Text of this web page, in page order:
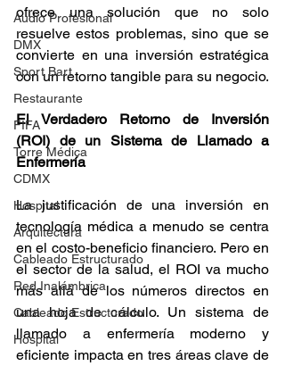
Audio Profesional
DMX
Sport Bart
Restaurante
FIFA
Torre Médica
CDMX
Hospital
Arquitectura
Cableado Estructurado
Red Inalámbrica
Cableado Estructurado
Hospital
ofrece una solución que no solo
resuelve estos problemas, sino que se
convierte en una inversión estratégica
con un retorno tangible para su negocio.
El Verdadero Retorno de Inversión
(ROI) de un Sistema de Llamado a
Enfermería
La justificación de una inversión en
tecnología médica a menudo se centra
en el costo-beneficio financiero. Pero en
el sector de la salud, el ROI va mucho
más allá de los números directos en
una hoja de cálculo. Un sistema de
llamado a enfermería moderno y
eficiente impacta en tres áreas clave de